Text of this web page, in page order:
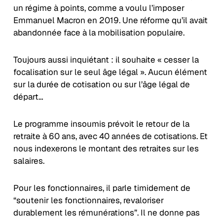
un régime à points, comme a voulu l’imposer
Emmanuel Macron en 2019. Une réforme qu’il avait
abandonnée face à la mobilisation populaire.
Toujours aussi inquiétant : il souhaite « cesser la
focalisation sur le seul âge légal ». Aucun élément
sur la durée de cotisation ou sur l’âge légal de
départ…
Le programme insoumis prévoit le retour de la
retraite à 60 ans, avec 40 années de cotisations. Et
nous indexerons le montant des retraites sur les
salaires.
Pour les fonctionnaires, il parle timidement de
“soutenir les fonctionnaires, revaloriser
durablement les rémunérations”. Il ne donne pas